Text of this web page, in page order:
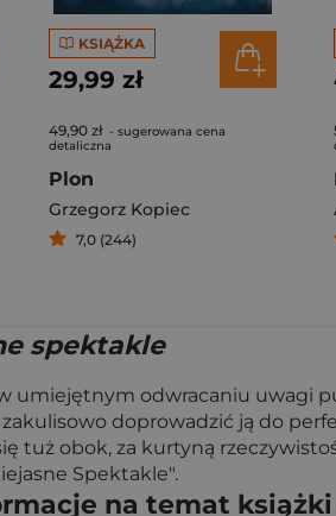
KSIĄŻKA
29,99 zł
49,90 zł - sugerowana cena
detaliczna
Plon
Grzegorz Kopiec
7,0 (244)
spektakle
umiejętnym odwracaniu uwagi
doprowadzić ją do
tuż obok, za kurtyną
Spektakle".
na temat książki